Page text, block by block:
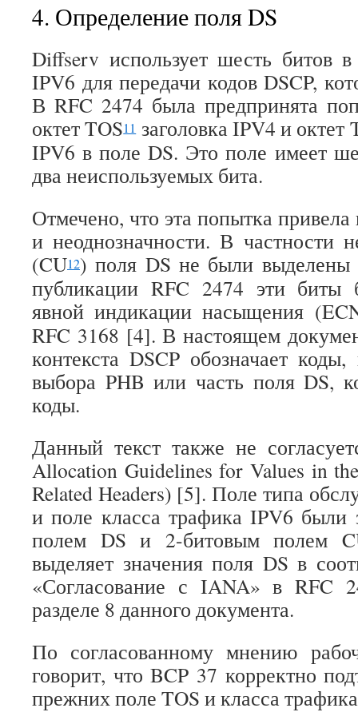
4. Определение поля DS
Diffserv использует шесть битов
IPV6 для передачи кодов DSCP,
В RFC 2474 была предпринята
октет TOS11заголовка IPV4 и октет
IPV6 в поле DS. Это поле имеет
два неиспользуемых бита.
Отмечено, что эта попытка привела
и неоднозначности. В частности
(CU12) поля DS не были
публикации RFC 2474 эти биты
явной индикации насыщения
RFC 3168 [4]. В настоящем
контекста DSCP обозначает
выбора PHB или часть поля DS,
коды.
Данный текст также не
Allocation Guidelines for Values in
Related Headers) [5]. Поле типа
и поле класса трафика IPV6 были
полем DS и 2-битовым полем
выделяет значения поля DS в
«Согласование с IANA» в RFC
разделе 8 данного документа.
По согласованному мнению
говорит, что BCP 37 корректно
прежних поле TOS и класса